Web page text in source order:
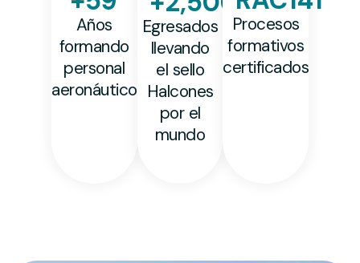
Años
formando
personal
aeronáutico
Egresados
llevando
el sello
Halcones
por el
mundo
Procesos
formativos
certificados